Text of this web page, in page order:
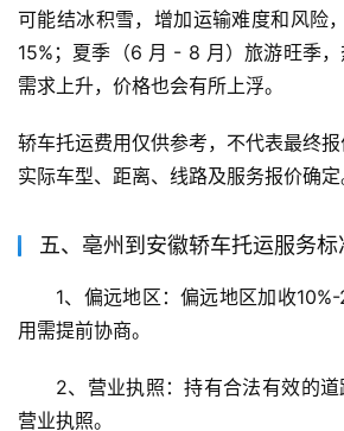
可能结冰积雪，增加运输难度和风险
15%；夏季（6 月 - 8 月）旅游旺季
需求上升，价格也会有所上浮。
轿车托运费用仅供参考，不代表最终
实际车型、距离、线路及服务报价确定
五、亳州到安徽轿车托运服务标
1、偏远地区：偏远地区加收
用需提前协商。
2、营业执照：持有合法有效的
营业执照。